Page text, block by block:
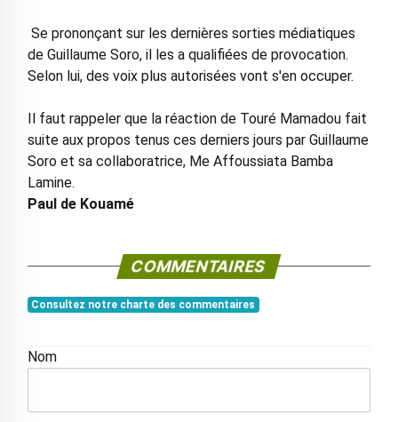
Se prononçant sur les dernières sorties médiatiques
de Guillaume Soro, il les a qualifiées de provocation.
Selon lui, des voix plus autorisées vont s'en occuper.
Il faut rappeler que la réaction de Touré Mamadou fait
suite aux propos tenus ces derniers jours par Guillaume
Soro et sa collaboratrice, Me Affoussiata Bamba
Lamine.
Paul de Kouamé
COMMENTAIRES
Consultez notre charte des commentaires
Nom